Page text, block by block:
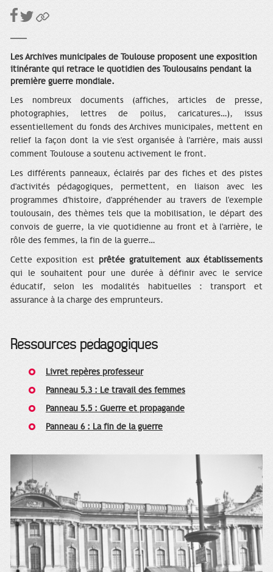
Les Archives municipales de Toulouse proposent une exposition
itinérante qui retrace le quotidien des Toulousains pendant la
première guerre mondiale.
Les nombreux documents (affiches, articles de presse,
photographies, lettres de poilus, caricatures…), issus
essentiellement du fonds des Archives municipales, mettent en
relief la façon dont la vie s'est organisée à l'arrière, mais aussi
comment Toulouse a soutenu activement le front.
Les différents panneaux, éclairés par des fiches et des pistes
d'activités pédagogiques, permettent, en liaison avec les
programmes d'histoire, d'appréhender au travers de l'exemple
toulousain, des thèmes tels que la mobilisation, le départ des
convois de guerre, la vie quotidienne au front et à l'arrière, le
rôle des femmes, la fin de la guerre…
Cette exposition est prêtée gratuitement aux établissements
qui le souhaitent pour une durée à définir avec le service
éducatif, selon les modalités habituelles : transport et
assurance à la charge des emprunteurs.
Ressources pédagogiques
Livret repères professeur
Panneau 5.3 : Le travail des femmes
Panneau 5.5 : Guerre et propagande
Panneau 6 : La fin de la guerre